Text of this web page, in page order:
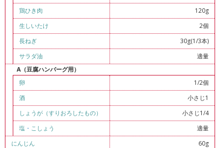
鶏ひき肉
120g
生しいたけ
2個
長ねぎ
30g(1/3本)
サラダ油
適量
A（豆腐ハンバーグ用）
卵
1/2個
酒
小さじ1
しょうが（すりおろしたもの）
小さじ1/4
塩 ・ こしょう
適量
にんじん
60g